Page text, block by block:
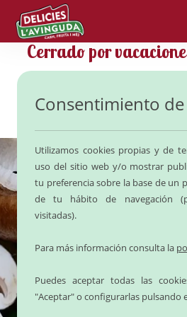
Consentimiento
Utilizamos cookies propias y de
uso del sitio web y/o mostrar
tu preferencia sobre la base de un
de tu hábito de navegación
visitadas).
Para más información consulta la
Puedes aceptar todas las
"Aceptar" o configurarlas pulsando
Cerrado por
Volvemos el día
Recetas,
comentarios